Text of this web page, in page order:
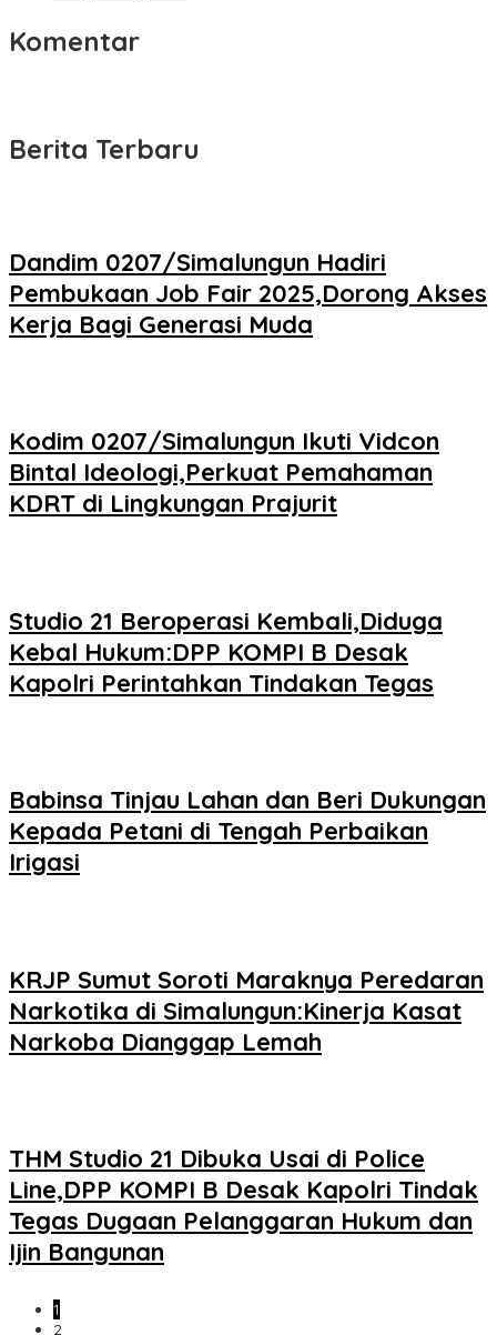
Komentar
Berita Terbaru
Dandim 0207/Simalungun Hadiri
Pembukaan Job Fair 2025,Dorong Akses
Kerja Bagi Generasi Muda
Kodim 0207/Simalungun Ikuti Vidcon
Bintal Ideologi,Perkuat Pemahaman
KDRT di Lingkungan Prajurit
Studio 21 Beroperasi Kembali,Diduga
Kebal Hukum:DPP KOMPI B Desak
Kapolri Perintahkan Tindakan Tegas
Babinsa Tinjau Lahan dan Beri Dukungan
Kepada Petani di Tengah Perbaikan
Irigasi
KRJP Sumut Soroti Maraknya Peredaran
Narkotika di Simalungun:Kinerja Kasat
Narkoba Dianggap Lemah
THM Studio 21 Dibuka Usai di Police
Line,DPP KOMPI B Desak Kapolri Tindak
Tegas Dugaan Pelanggaran Hukum dan
Ijin Bangunan
1
2